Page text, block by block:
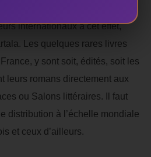
béninoises doivent se
internationaux à cet effet,
Les quelques rares livres
y sont soit, édités, soit les
leurs romans directement aux
ou Salons littéraires. Il faut
distribution à l’échelle mondiale
et ceux d’ailleurs.